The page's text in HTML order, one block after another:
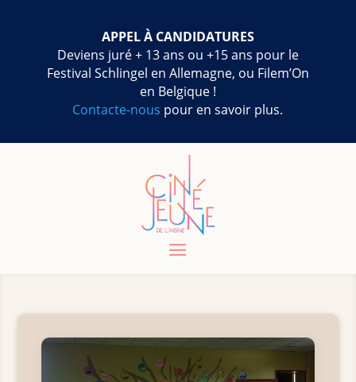
APPEL À CANDIDATURES
Deviens juré + 13 ans ou +15 ans pour le
Festival Schlingel en Allemagne, ou Filem’On
en Belgique !
Contacte-nous pour en savoir plus.